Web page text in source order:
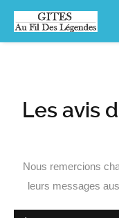
Les avis
Nous remercions
leurs messages